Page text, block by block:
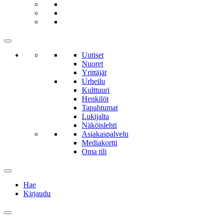
Uutiset
Nuoret
Yrittäjät
Urheilu
Kulttuuri
Henkilöt
Tapahtumat
Lukijalta
Näköislehti
Asiakaspalvelu
Mediakortti
Oma tili
Hae
Kirjaudu